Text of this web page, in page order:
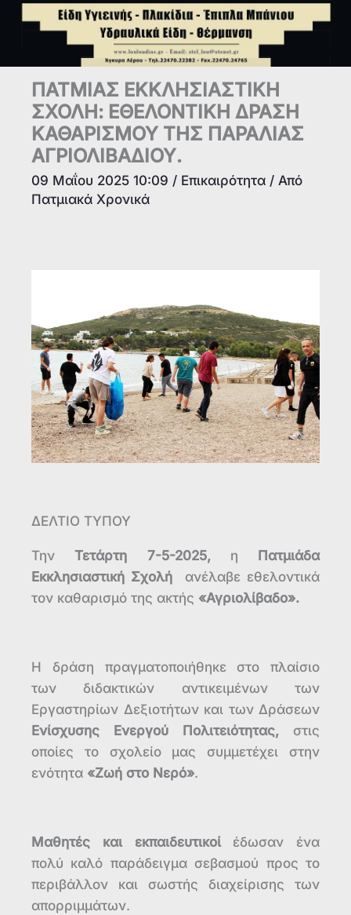
ΠΑΤΜΙΑΣ ΕΚΚΛΗΣΙΑΣΤΙΚΗ
ΣΧΟΛΗ: ΕΘΕΛΟΝΤΙΚΗ ΔΡΑΣΗ
ΚΑΘΑΡΙΣΜΟΥ ΤΗΣ ΠΑΡΑΛΙΑΣ
ΑΓΡΙΟΛΙΒΑΔΙΟΥ.
09 Μαΐου 2025 10:09 / Επικαιρότητα / Από
Πατμιακά Χρονικά
ΔΕΛΤΙΟ ΤΥΠΟΥ
ΤηνΤετάρτη 7-5-2025,η Πατμιάδα
Εκκλησιαστική Σχολή ανέλαβε εθελοντικά
τον καθαρισμό της ακτής «Αγριολίβαδο».
Η δράση πραγματοποιήθηκε στο πλαίσιο
των διδακτικών αντικειμένων των
Εργαστηρίων Δεξιοτήτων και των Δράσεων
Ενίσχυσης Ενεργού Πολιτειότητας, στις
οποίες το σχολείο μας συμμετέχει στην
ενότητα «Ζωή στο Νερό».
Μαθητές και εκπαιδευτικοίέδωσαν ένα
πολύ καλό παράδειγμα σεβασμού προς το
περιβάλλον και σωστής διαχείρισης των
απορριμμάτων.